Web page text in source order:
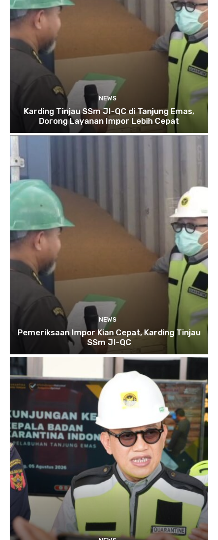
NEWS
Karding Tinjau SSm JI-QC di Tanjung Emas,
Dorong Layanan Impor Lebih Cepat
NEWS
Pemeriksaan Impor Kian Cepat, Karding Tinjau
SSm JI-QC